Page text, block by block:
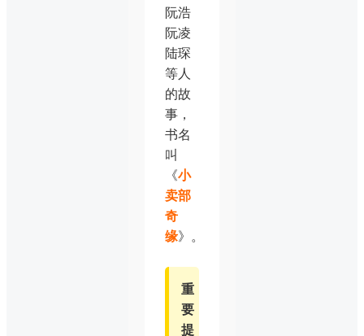
阮浩
阮凌
陆琛
等人
的故
事，
书名
叫
《小
卖部
奇
缘》。
重
要
提